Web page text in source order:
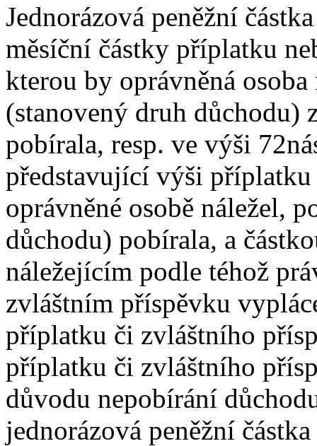
Jednorázová peněžní
měsíční částky příplatku
kterou by oprávněná
(stanovený druh důchodu)
pobírala, resp. ve výši
představující výši
oprávněné osobě náležel,
důchodu) pobírala, a
náležejícím podle téhož
zvláštním příspěvku
příplatku či zvláštního
příplatku či zvláštního
důvodu nepobírání
jednorázová peněžní